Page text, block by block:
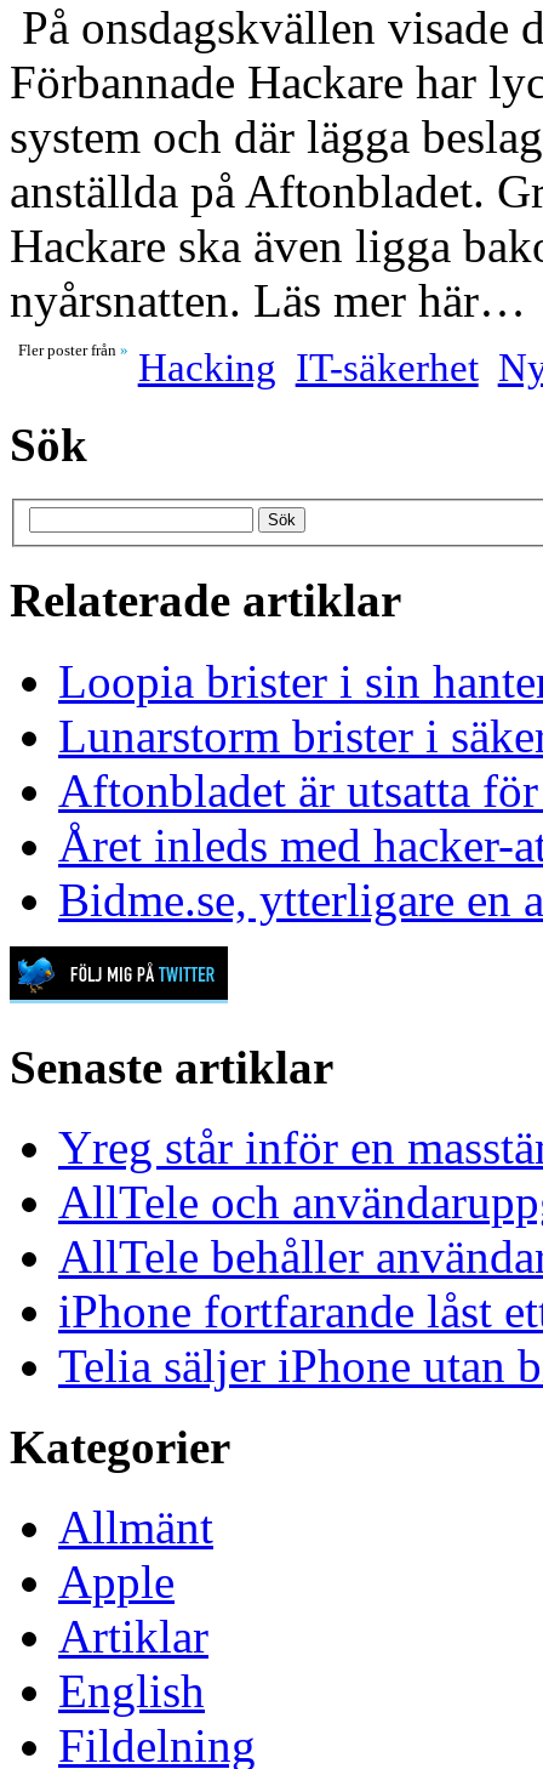
På onsdagskvällen visade
Förbannade Hackare har
system och där lägga
anställda på Aftonbladet.
Hackare ska även ligga
nyårsnatten. Läs mer här…
Fler poster från» Hacking IT-säkerhet
Sök
Relaterade artiklar
Loopia brister i sin
Lunarstorm brister i
Aftonbladet är utsatta
Året inleds med hacker-
Bidme.se, ytterligare en
Senaste artiklar
Yreg står inför en
AllTele och
AllTele behåller
iPhone fortfarande låst
Telia säljer iPhone utan
Kategorier
Allmänt
Apple
Artiklar
English
Fildelning